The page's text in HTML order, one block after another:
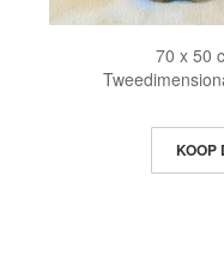
70 x 50
KOOP